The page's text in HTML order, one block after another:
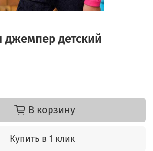
джемпер детский
В корзину
Купить в 1 клик